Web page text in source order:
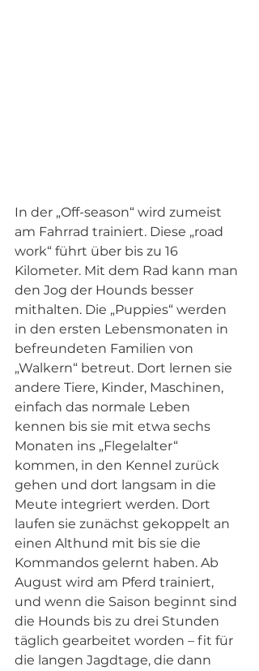
In der „Off-season“ wird zumeist
am Fahrrad trainiert. Diese „road
work“ führt über bis zu 16
Kilometer. Mit dem Rad kann man
den Jog der Hounds besser
mithalten. Die „Puppies“ werden
in den ersten Lebensmonaten in
befreundeten Familien von
„Walkern“ betreut. Dort lernen sie
andere Tiere, Kinder, Maschinen,
einfach das normale Leben
kennen bis sie mit etwa sechs
Monaten ins „Flegelalter“
kommen, in den Kennel zurück
gehen und dort langsam in die
Meute integriert werden. Dort
laufen sie zunächst gekoppelt an
einen Althund mit bis sie die
Kommandos gelernt haben. Ab
August wird am Pferd trainiert,
und wenn die Saison beginnt sind
die Hounds bis zu drei Stunden
täglich gearbeitet worden – fit für
die langen Jagdtage, die dann